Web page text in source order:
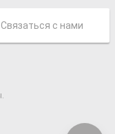
Связаться с нами